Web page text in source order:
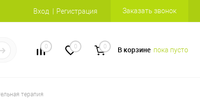
Вход Регистрация Заказать звонок
0 0 0 В корзине пока пусто
терапия